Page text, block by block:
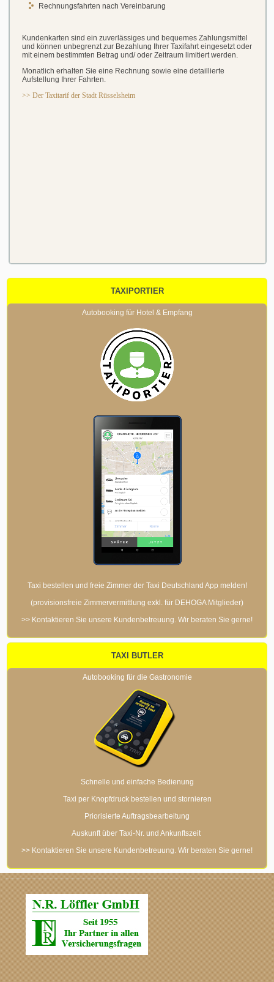
Rechnungsfahrten nach Vereinbarung
Kundenkarten sind ein zuverlässiges und bequemes Zahlungsmittel
und können unbegrenzt zur Bezahlung Ihrer Taxifahrt eingesetzt oder
mit einem bestimmten Betrag und/ oder Zeitraum limitiert werden.
Monatlich erhaltenSie eine Rechnung sowie eine detaillierte
Aufstellung Ihrer Fahrten.
>> Der Taxitarif der Stadt Rüsselsheim
TAXIPORTIER
Autobooking für Hotel & Empfang
Taxi bestellen und freie Zimmer der Taxi Deutschland App melden!
(provisionsfreie Zimmervermittlung exkl. für DEHOGA Mitglieder)
>> Kontaktieren Sie unsere Kundenbetreuung. Wir beraten Sie gerne!
TAXI BUTLER
Autobooking für die Gastronomie
Schnelle und einfache Bedienung
Taxi per Knopfdruck bestellen und stornieren
Priorisierte Auftragsbearbeitung
Auskunft über Taxi-Nr. und Ankunftszeit
>> Kontaktieren Sie unsere Kundenbetreuung. Wir beraten Sie gerne!